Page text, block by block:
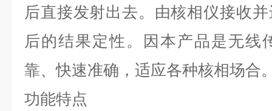
后直接发射出去。由核相仪接收
后的结果定性。因本产品是无线
靠、快速准确，适应各种核相场合
功能特点